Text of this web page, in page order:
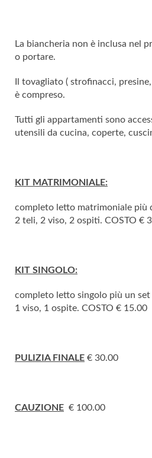
La biancheria non è inclusa nel
o portare.
Il tovagliato ( strofinacci,
è compreso.
Tutti gli appartamenti sono
utensili da cucina, coperte,
KIT MATRIMONIALE:
completo letto matrimoniale più
2 teli, 2 viso, 2 ospiti. COSTO €
KIT SINGOLO:
completo letto singolo più un set
1 viso, 1 ospite. COSTO € 15.00
PULIZIA FINALE € 30.00
CAUZIONE € 100.00